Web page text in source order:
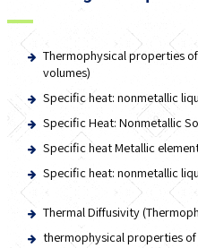
Thermophysical properties
volumes)
Specific heat: nonmetallic
Specific Heat: Nonmetallic
Specific heat Metallic
Specific heat: nonmetallic
Thermal Diffusivity
thermophysical properties